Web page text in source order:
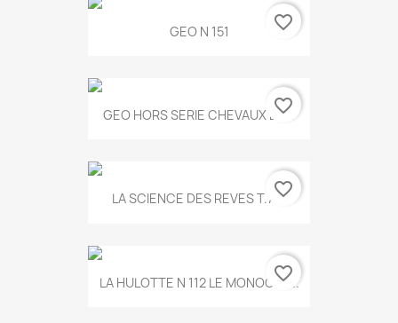
GEO N 151 favorite_border
GEO HORS SERIE CHEVAUX ET...
favorite_border
LA SCIENCE DES REVES T.787
favorite_border
LA HULOTTE N 112 LE MONOCLE...
favorite_border